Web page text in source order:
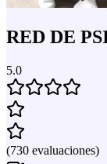
RED DE
5.0
(730 evaluaciones)